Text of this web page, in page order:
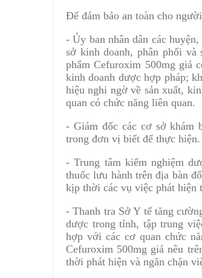
Để đảm bảo an toàn cho
- Ủy ban nhân dân các
sở kinh doanh, phân phối và
phẩm Cefuroxim 500mg giả
kinh doanh dược hợp pháp;
hiệu nghi ngờ về sản xuất,
quan có chức năng liên quan.
- Giám đốc các cơ sở khám
trong đơn vị biết để thực hiện.
- Trung tâm kiểm nghiệm
thuốc lưu hành trên địa bàn
kịp thời các vụ việc phát hiện
- Thanh tra Sở Y tế tăng
dược trong tỉnh, tập trung
hợp với các cơ quan chức
Cefuroxim 500mg giả nêu
thời phát hiện và ngăn chặn